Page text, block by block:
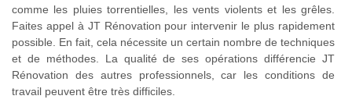
comme les pluies torrentielles, les vents violents et les grêles.
Faites appel à JT Rénovation pour intervenir le plus rapidement
possible. En fait, cela nécessite un certain nombre de techniques
et de méthodes. La qualité de ses opérations différencie JT
Rénovation des autres professionnels, car les conditions de
travail peuvent être très difficiles.